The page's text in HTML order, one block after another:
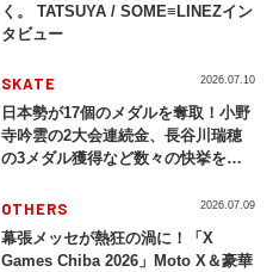
く。 TATSUYA / SOME≡LINEZイン
タビュー
SKATE
日本勢が17個のメダルを奪取！小野
寺吟雲の2大会連続金、長谷川瑞穂
の3メダル獲得など数々の快挙をプ
2026」
2026.07.10
OTHERS
幕張メッセが熱狂の渦に！「X
Games Chiba 2026」Moto X＆豪華
2026.07.09